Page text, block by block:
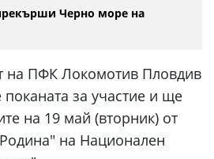
Черно море на
на ПФК Локомотив Пловдив
за участие и ще
на 19 май (вторник) от
на Национален